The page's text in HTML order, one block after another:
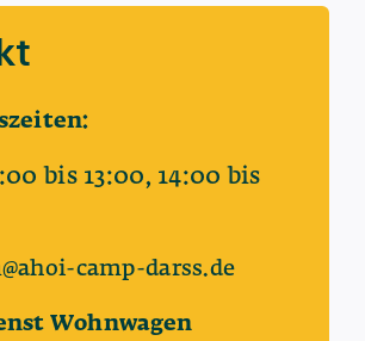
bis 13:00, 14:00 bis
camp-darss.de
Wohnwagen